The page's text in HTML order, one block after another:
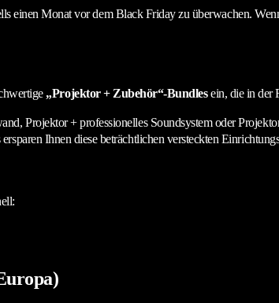
einen Monat vor dem Black Friday zu überwachen.
„Projektor + Zubehör“-Bundlesein, die in der
Projektor + professionelles Soundsystem oder
Ihnen diese beträchtlichen versteckten